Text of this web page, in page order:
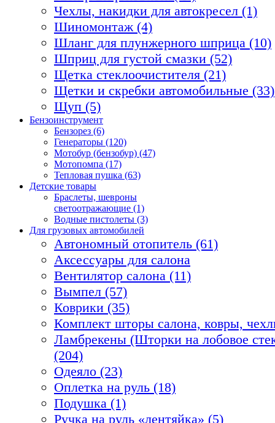
Чехлы, накидки для автокресел (1)
Шиномонтаж (4)
Шланг для плунжерного шприца (10)
Шприц для густой смазки (52)
Щетка стеклоочистителя (21)
Щетки и скребки автомобильные (33)
Щуп (5)
Бензоинструмент
Бензорез (6)
Генераторы (120)
Мотобур (бензобур) (47)
Мотопомпа (17)
Тепловая пушка (63)
Детские товары
Браслеты, шевроны
светоотражающие (1)
Водные пистолеты (3)
Для грузовых автомобилей
Автономный отопитель (61)
Аксессуары для салона
Вентилятор салона (11)
Вымпел (57)
Коврики (35)
Комплект шторы салона, ковры,
Ламбрекены (Шторки на лобовое
(204)
Одеяло (23)
Оплетка на руль (18)
Подушка (1)
Ручка на руль «лентяйка» (5)